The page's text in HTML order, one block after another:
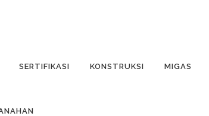
SERTIFIKASI KONSTRUKSI MIGAS